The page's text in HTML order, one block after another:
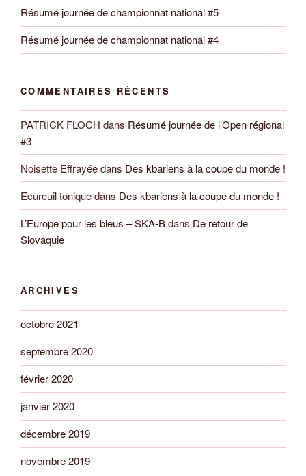
Résumé journée de championnat national #5
Résumé journée de championnat national #4
COMMENTAIRES RÉCENTS
PATRICK FLOCH dans Résumé journée de l’Open régional
#3
Noisette Effrayéedans Des kbariens à la coupe du monde !
Ecureuil toniquedans Des kbariens à la coupe du monde !
L’Europe pour les bleus – SKA-Bdans De retour de
Slovaquie
ARCHIVES
octobre 2021
septembre 2020
février 2020
janvier 2020
décembre 2019
novembre 2019